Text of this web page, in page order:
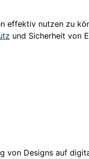
effektiv nutzen zu
und Sicherheit von
von Designs auf